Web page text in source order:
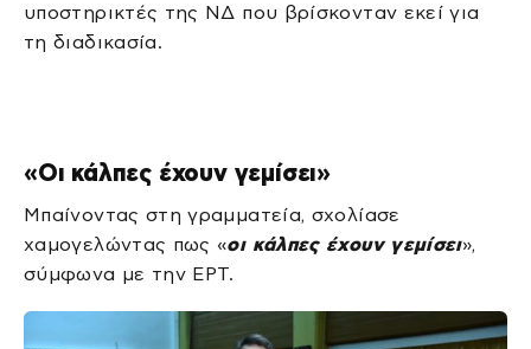
υποστηρικτές της ΝΔ που βρίσκονταν εκεί για
τη διαδικασία.
«Οι κάλπες έχουν γεμίσει»
Μπαίνοντας στη γραμματεία, σχολίασε
χαμογελώντας πως «οι κάλπες έχουν γεμίσει»,
σύμφωνα με την ΕΡΤ.